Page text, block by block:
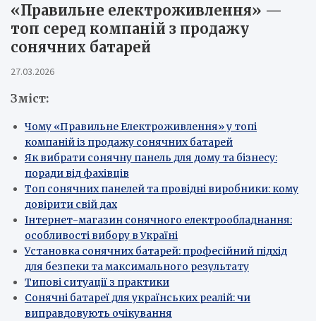
«Правильне електроживлення» —
топ серед компаній з продажу
сонячних батарей
27.03.2026
Зміст:
Чому «Правильне Електроживлення» у топі
компаній із продажу сонячних батарей
Як вибрати сонячну панель для дому та бізнесу:
поради від фахівців
Топ сонячних панелей та провідні виробники: кому
довірити свій дах
Інтернет-магазин сонячного електрообладнання:
особливості вибору в Україні
Установка сонячних батарей: професійний підхід
для безпеки та максимального результату
Типові ситуації з практики
Сонячні батареї для українських реалій: чи
виправдовують очікування